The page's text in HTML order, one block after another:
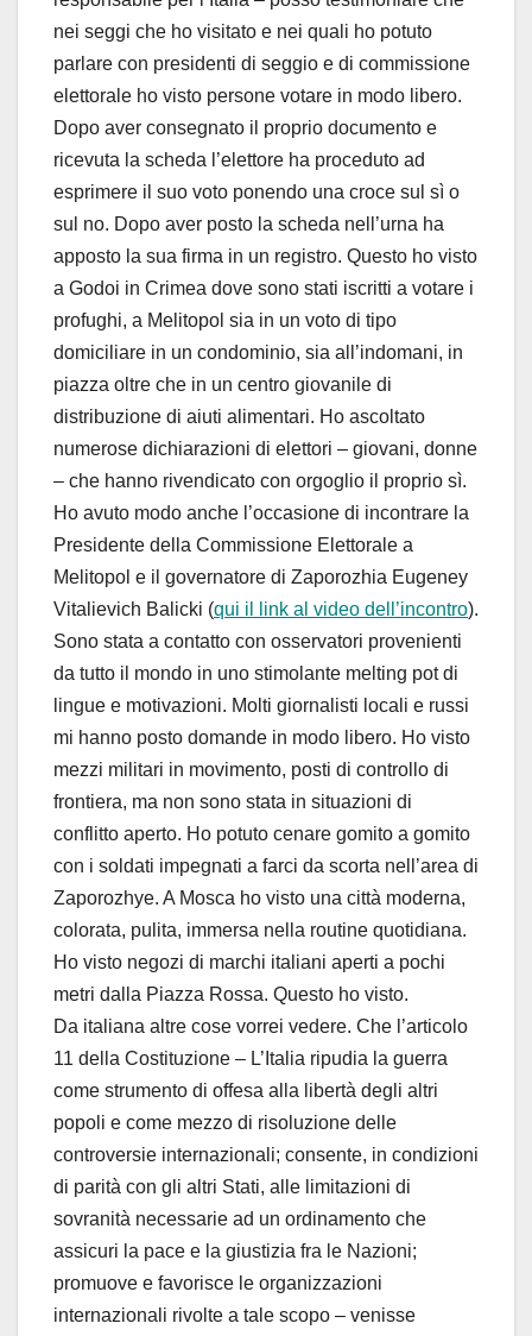
nei seggi che ho visitato e nei quali ho potuto
parlare con presidenti di seggio e di commissione
elettorale ho visto persone votare in modo libero.
Dopo aver consegnato il proprio documento e
ricevuta la scheda l’elettore ha proceduto ad
esprimere il suo voto ponendo una croce sul sì o
sul no. Dopo aver posto la scheda nell’urna ha
apposto la sua firma in un registro. Questo ho visto
a Godoi in Crimea dove sono stati iscritti a votare i
profughi, a Melitopol sia in un voto di tipo
domiciliare in un condominio, sia all’indomani, in
piazza oltre che in un centro giovanile di
distribuzione di aiuti alimentari. Ho ascoltato
numerose dichiarazioni di elettori – giovani, donne
– che hanno rivendicato con orgoglio il proprio sì.
Ho avuto modo anche l’occasione di incontrare la
Presidente della Commissione Elettorale a
Melitopol e il governatore di Zaporozhia Eugeney
Vitalievich Balicki (qui il link al video dell’incontro).
Sono stata a contatto con osservatori provenienti
da tutto il mondo in uno stimolante melting pot di
lingue e motivazioni. Molti giornalisti locali e russi
mi hanno posto domande in modo libero. Ho visto
mezzi militari in movimento, posti di controllo di
frontiera, ma non sono stata in situazioni di
conflitto aperto. Ho potuto cenare gomito a gomito
con i soldati impegnati a farci da scorta nell’area di
Zaporozhye. A Mosca ho visto una città moderna,
colorata, pulita, immersa nella routine quotidiana.
Ho visto negozi di marchi italiani aperti a pochi
metri dalla Piazza Rossa. Questo ho visto.
Da italiana altre cose vorrei vedere. Che l’articolo
11 della Costituzione – L’Italia ripudia la guerra
come strumento di offesa alla libertà degli altri
popoli e come mezzo di risoluzione delle
controversie internazionali; consente, in condizioni
di parità con gli altri Stati, alle limitazioni di
sovranità necessarie ad un ordinamento che
assicuri la pace e la giustizia fra le Nazioni;
promuove e favorisce le organizzazioni
internazionali rivolte a tale scopo – venisse